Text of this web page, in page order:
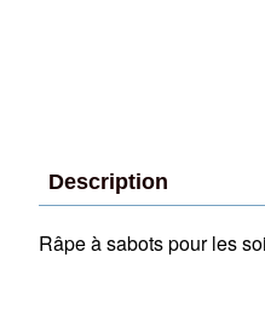
Description
Râpe à sabots pour les